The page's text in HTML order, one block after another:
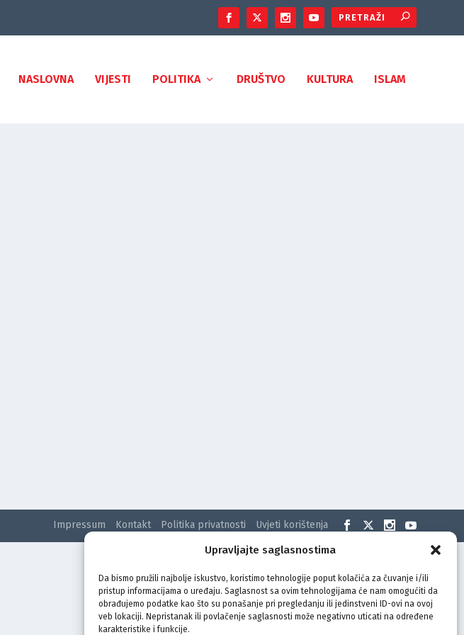
Upravljajte saglasnostima
Da bismo pružili najbolje iskustvo, koristimo tehnologije poput kolačića za čuvanje i/ili
pristup informacijama o uređaju. Saglasnost sa ovim tehnologijama će nam omogućiti da
obrađujemo podatke kao što su ponašanje pri pregledanju ili jedinstveni ID-ovi na ovoj
veb lokaciji. Nepristanak ili povlačenje saglasnosti može negativno uticati na određene
karakteristike i funkcije.
NASLOVNA VIJESTI POLITIKA DRUŠTVO KULTURA ISLAM
Impressum Kontakt Politika privatnosti Uvjeti korištenja